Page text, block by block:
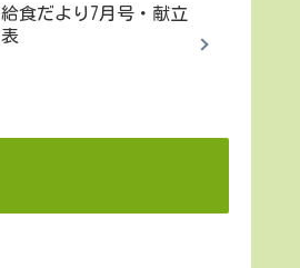
給食だより7月号・献立
表